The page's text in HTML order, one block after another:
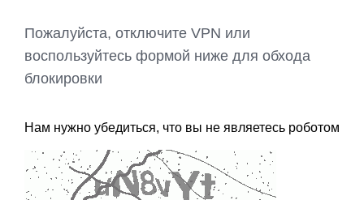
Пожалуйста, отключите VPN или
воспользуйтесь формой ниже для обхода
блокировки
Нам нужно убедиться, что вы не являетесь роботом